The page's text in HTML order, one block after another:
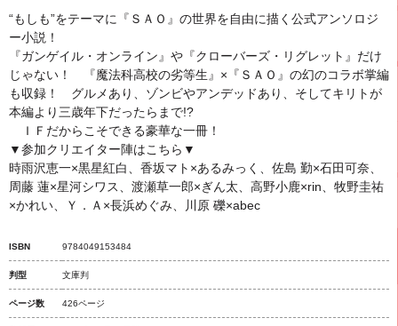
“もしも”をテーマに『ＳＡＯ』の世界を自由に描く公式アンソロジ
ー小説！
『ガンゲイル・オンライン』や『クローバーズ・リグレット』だけ
じゃない！ 『魔法科高校の劣等生』×『ＳＡＯ』の幻のコラボ掌編
も収録！ グルメあり、ゾンビやアンデッドあり、そしてキリトが
本編より三歳年下だったらまで!?
ＩＦだからこそできる豪華な一冊！
▼参加クリエイター陣はこちら▼
時雨沢恵一×黒星紅白、香坂マト×あるみっく、佐島 勤×石田可奈、
周藤 蓮×星河シワス、渡瀬草一郎×ぎん太、高野小鹿×rin、牧野圭祐
×かれい、Ｙ．Ａ×長浜めぐみ、川原 礫×abec
ISBN 9784049153484
判型 文庫判
ページ数 426ページ